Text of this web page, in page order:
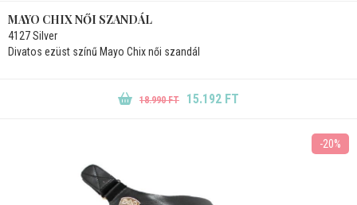
MAYO CHIX NŐI SZANDÁL
4127 Silver
Divatos ezüst színű Mayo Chix női szandál
18.990 FT 15.192 FT
-20%